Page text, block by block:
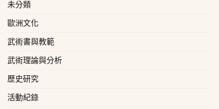
未分類
歐洲文化
武術書與教範
武術理論與分析
歷史研究
活動紀錄